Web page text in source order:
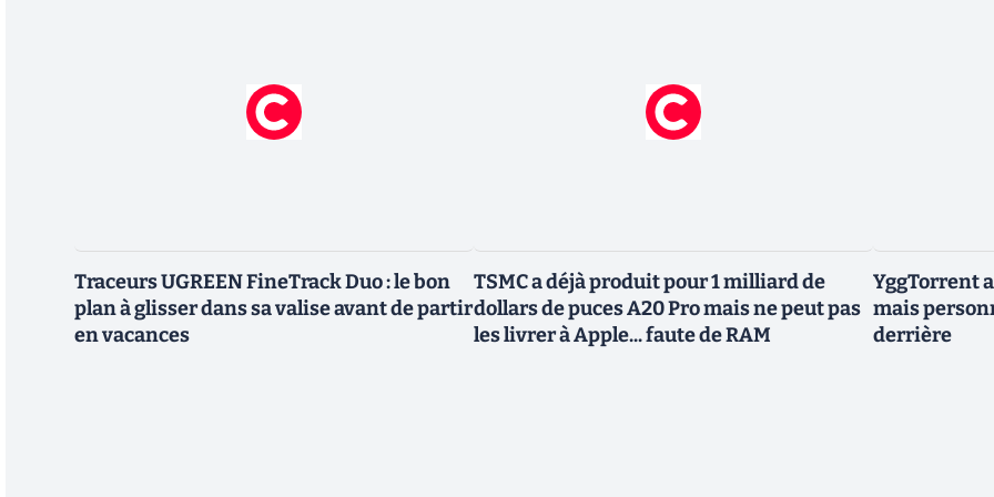
Traceurs UGREEN FineTrack Duo : le bon
plan à glisser dans sa valise avant de partir
en vacances
TSMC a déjà produit pour 1 milliard de
dollars de puces A20 Pro mais ne peut pas
les livrer à Apple... faute de RAM
YggTorrent
mais
derrière